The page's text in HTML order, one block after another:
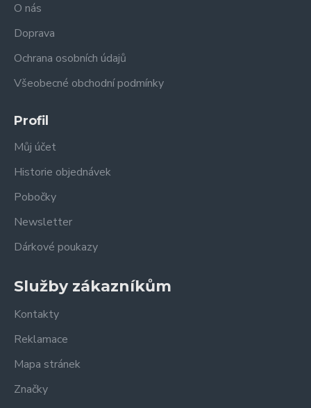
O nás
Doprava
Ochrana osobních údajů
Všeobecné obchodní podmínky
Profil
Můj účet
Historie objednávek
Pobočky
Newsletter
Dárkové poukazy
Služby zákazníkům
Kontakty
Reklamace
Mapa stránek
Značky